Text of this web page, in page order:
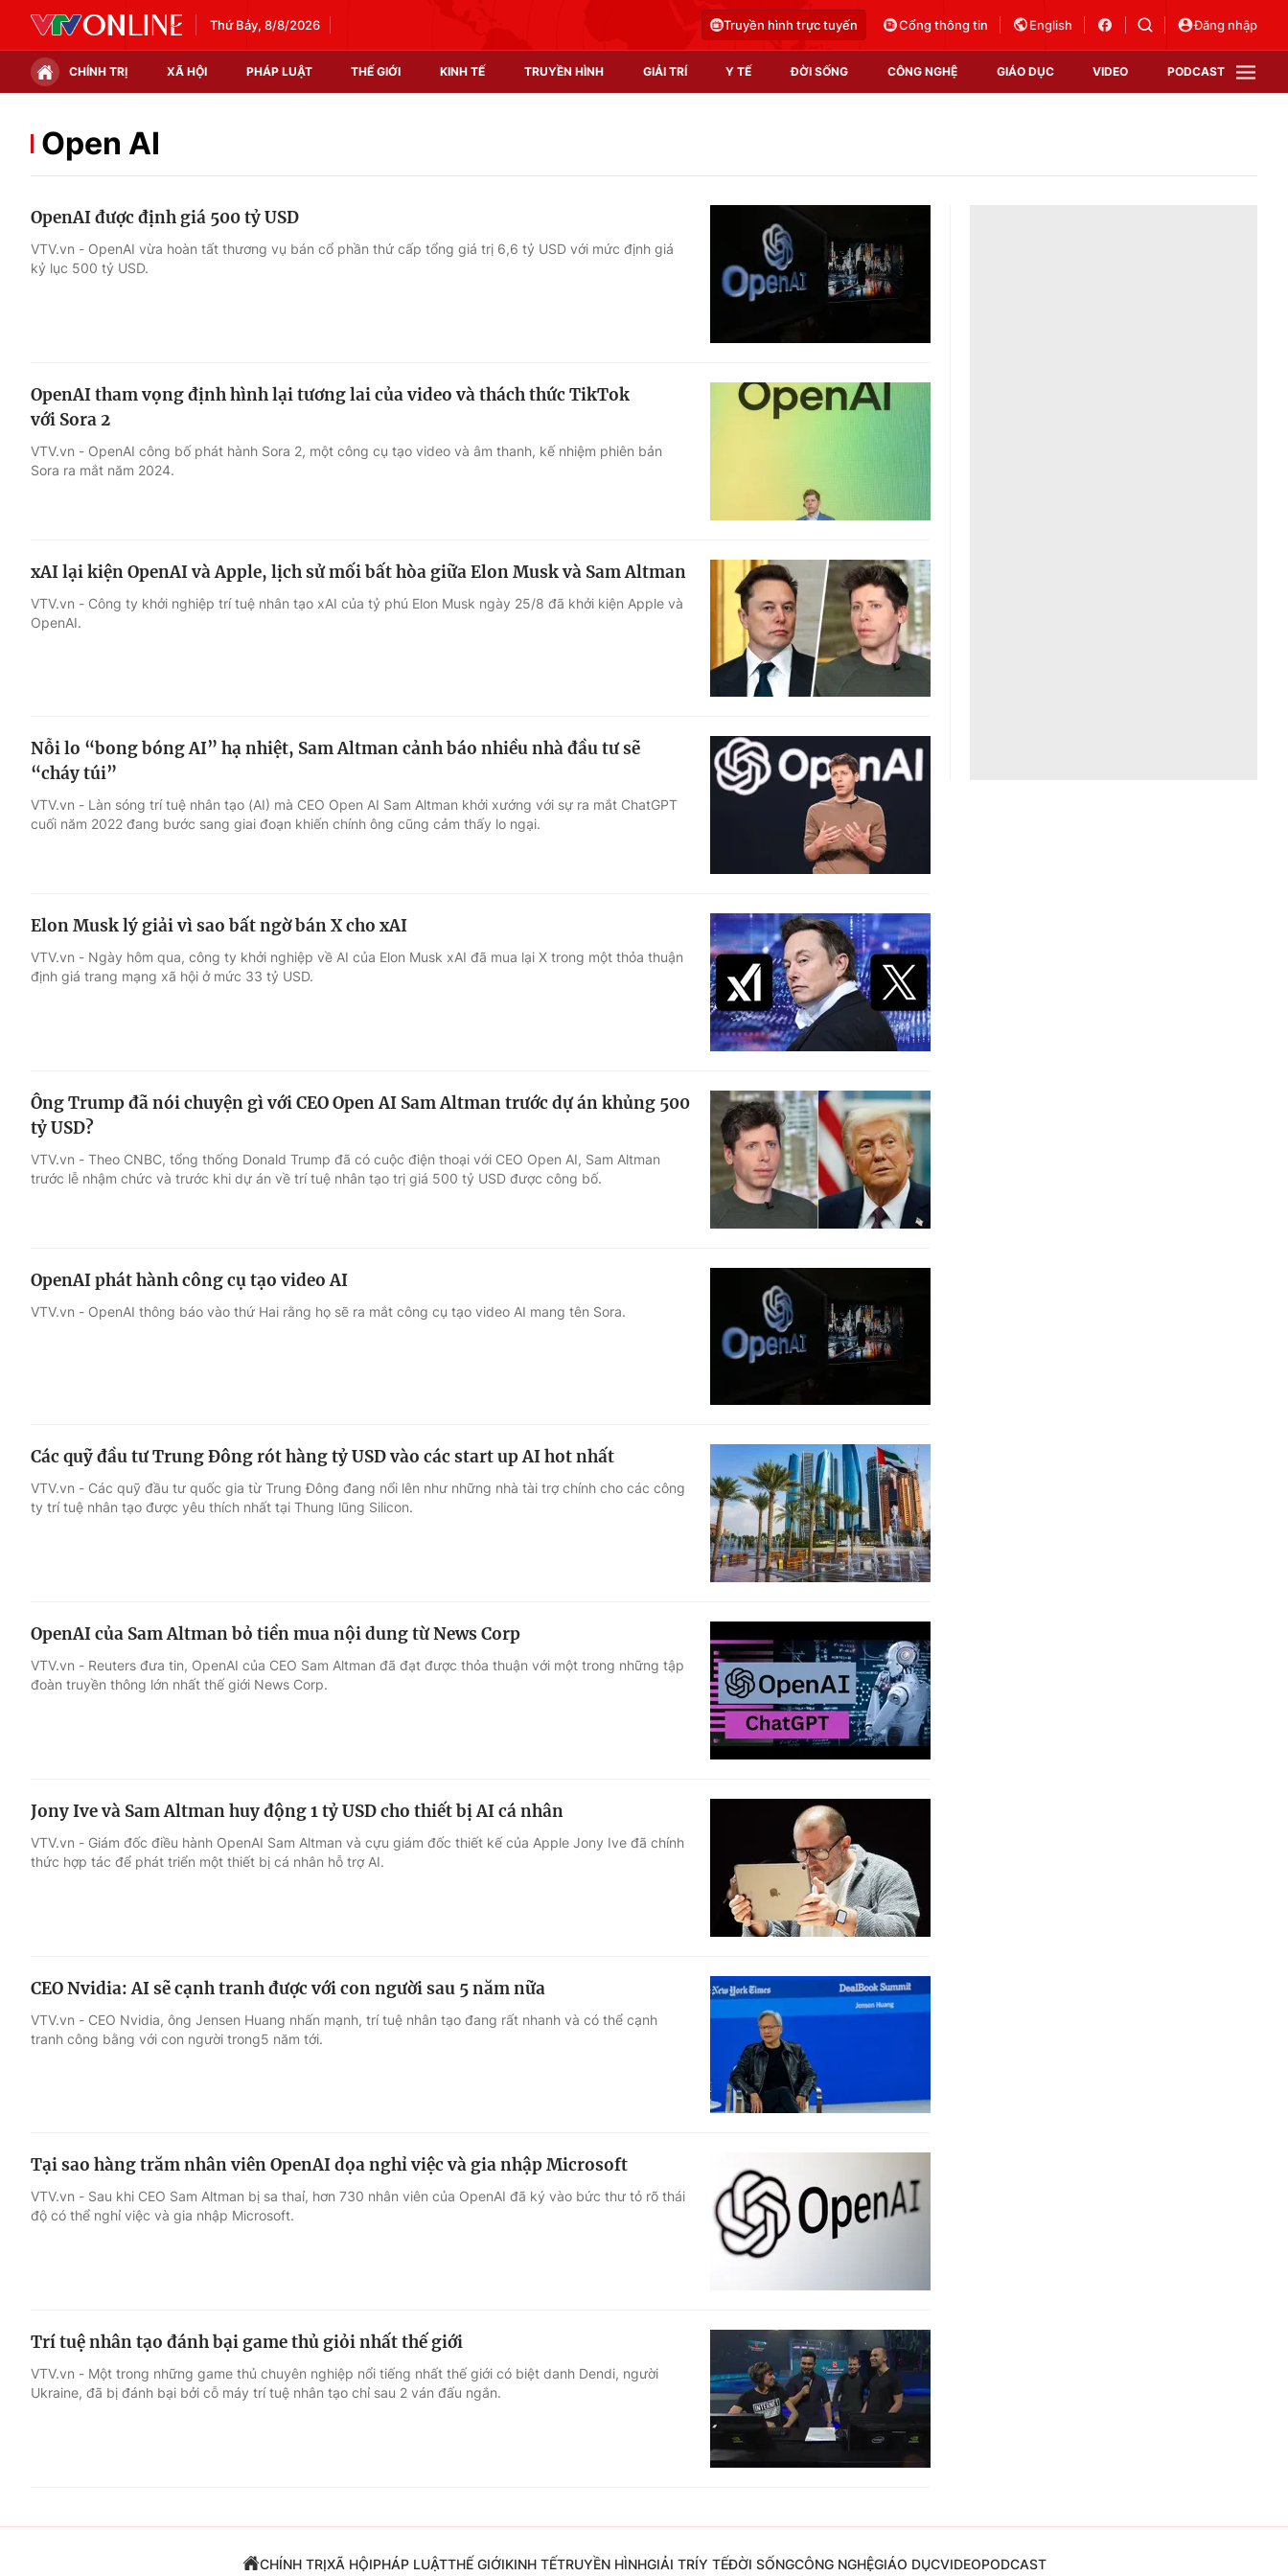
Thứ Bảy, 8/8/2026 Truyền hình trực tuyến Cổng thông tin English Đăng nhập
CHÍNH TRỊ XÃ HỘI PHÁP LUẬT THẾ GIỚI KINH TẾ TRUYỀN HÌNH GIẢI TRÍ Y TẾ ĐỜI SỐNG CÔNG NGHỆ GIÁO DỤC VIDEO PODCAST
Chính trị
Thế giới đó đây
Video
Shorts video
EMagazine
Photo
Infographic
Điện ảnh
Âm nhạc
Sao
Du lịch
Làm đẹp
Tuyển sinh
Học trực tuyến
Công nghệ
Hitech Công nghệ tương lai
Sản phẩm
Thị trường
Tư vấn
VTV Sức khoẻ
Open AI
OpenAI được định giá 500 tỷ USD
VTV.vn - OpenAI vừa hoàn tất thương vụ bán cổ phần thứ cấp tổng giá trị 6,6 tỷ USD với mức định giá
kỷ lục 500 tỷ USD.
OpenAI tham vọng định hình lại tương lai của video và thách thức TikTok
với Sora 2
VTV.vn - OpenAI công bố phát hành Sora 2, một công cụ tạo video và âm thanh, kế nhiệm phiên bản
Sora ra mắt năm 2024.
xAI lại kiện OpenAI và Apple, lịch sử mối bất hòa giữa Elon Musk và Sam Altman
VTV.vn - Công ty khởi nghiệp trí tuệ nhân tạo xAI của tỷ phú Elon Musk ngày 25/8 đã khởi kiện Apple và
OpenAI.
Nỗi lo “bong bóng AI” hạ nhiệt, Sam Altman cảnh báo nhiều nhà đầu tư sẽ
“cháy túi”
VTV.vn - Làn sóng trí tuệ nhân tạo (AI) mà CEO Open AI Sam Altman khởi xướng với sự ra mắt ChatGPT
cuối năm 2022 đang bước sang giai đoạn khiến chính ông cũng cảm thấy lo ngại.
Elon Musk lý giải vì sao bất ngờ bán X cho xAI
VTV.vn - Ngày hôm qua, công ty khởi nghiệp về AI của Elon Musk xAI đã mua lại X trong một thỏa thuận
định giá trang mạng xã hội ở mức 33 tỷ USD.
Ông Trump đã nói chuyện gì với CEO Open AI Sam Altman trước dự án khủng 500
tỷ USD?
VTV.vn - Theo CNBC, tổng thống Donald Trump đã có cuộc điện thoại với CEO Open AI, Sam Altman
trước lễ nhậm chức và trước khi dự án về trí tuệ nhân tạo trị giá 500 tỷ USD được công bố.
OpenAI phát hành công cụ tạo video AI
VTV.vn - OpenAI thông báo vào thứ Hai rằng họ sẽ ra mắt công cụ tạo video AI mang tên Sora.
Các quỹ đầu tư Trung Đông rót hàng tỷ USD vào các start up AI hot nhất
VTV.vn - Các quỹ đầu tư quốc gia từ Trung Đông đang nổi lên như những nhà tài trợ chính cho các công
ty trí tuệ nhân tạo được yêu thích nhất tại Thung lũng Silicon.
OpenAI của Sam Altman bỏ tiền mua nội dung từ News Corp
VTV.vn - Reuters đưa tin, OpenAI của CEO Sam Altman đã đạt được thỏa thuận với một trong những tập
đoàn truyền thông lớn nhất thế giới News Corp.
Jony Ive và Sam Altman huy động 1 tỷ USD cho thiết bị AI cá nhân
VTV.vn - Giám đốc điều hành OpenAI Sam Altman và cựu giám đốc thiết kế của Apple Jony Ive đã chính
thức hợp tác để phát triển một thiết bị cá nhân hỗ trợ AI.
CEO Nvidia: AI sẽ cạnh tranh được với con người sau 5 năm nữa
VTV.vn - CEO Nvidia, ông Jensen Huang nhấn mạnh, trí tuệ nhân tạo đang rất nhanh và có thể cạnh
tranh công bằng với con người trong5 năm tới.
Tại sao hàng trăm nhân viên OpenAI dọa nghỉ việc và gia nhập Microsoft
VTV.vn - Sau khi CEO Sam Altman bị sa thaỉ, hơn 730 nhân viên của OpenAI đã ký vào bức thư tỏ rõ thái
độ có thể nghỉ việc và gia nhập Microsoft.
Trí tuệ nhân tạo đánh bại game thủ giỏi nhất thế giới
VTV.vn - Một trong những game thủ chuyên nghiệp nổi tiếng nhất thế giới có biệt danh Dendi, người
Ukraine, đã bị đánh bại bởi cỗ máy trí tuệ nhân tạo chỉ sau 2 ván đấu ngắn.
CHÍNH TRỊXÃ HỘIPHÁP LUẬTTHẾ GIỚIKINH TẾTRUYỀN HÌNHGIẢI TRÍY TẾĐỜI SỐNGCÔNG NGHỆGIÁO DỤCVIDEOPODCAST